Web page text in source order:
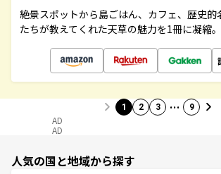
絶景スポットから島ごはん、カフェ、歴史的
たちが教えてくれた天草の魅力を1冊に凝縮
1 2 3 … 9
AD
AD
人気の国と地域から探す